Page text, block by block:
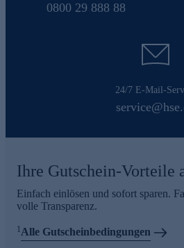
0800 29 888 88
24/7 E-Mail-
Ihre Gutschein-Vorteile
Einfach einlösen und sofort sparen.
volle Transparenz.
1Alle Gutscheinbedingungen